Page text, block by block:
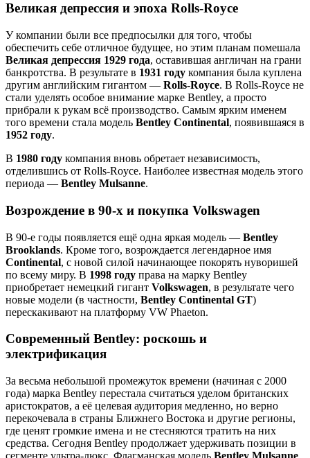
Великая депрессия и эпоха Rolls-Royce
У компании были все предпосылки для того, чтобы
обеспечить себе отличное будущее, но этим планам помешала
Великая депрессия 1929 года, оставившая англичан на грани
банкротства. В результате в 1931 году компания была куплена
другим английским гигантом — Rolls-Royce. В Rolls-Royce не
стали уделять особое внимание марке Bentley, а просто
прибрали к рукам всё производство. Самым ярким именем
того времени стала модель Bentley Continental, появившаяся в
1952 году.
В 1980 году компания вновь обретает независимость,
отделившись от Rolls-Royce. Наиболее известная модель этого
периода — Bentley Mulsanne.
Возрождение в 90-х и покупка Volkswagen
В 90-е годы появляется ещё одна яркая модель — Bentley
Brooklands. Кроме того, возрождается легендарное имя
Continental, с новой силой начинающее покорять нуворишей
по всему миру. В 1998 году права на марку Bentley
приобретает немецкий гигант Volkswagen, в результате чего
новые модели (в частности, Bentley Continental GT)
перескакивают на платформу VW Phaeton.
Современный Bentley: роскошь и
электрификация
За весьма небольшой промежуток времени (начиная с 2000
года) марка Bentley перестала считаться уделом британских
аристократов, а её целевая аудитория медленно, но верно
перекочевала в страны Ближнего Востока и другие регионы,
где ценят громкие имена и не стесняются тратить на них
средства. Сегодня Bentley продолжает удерживать позиции в
сегменте ультра-люкс. Флагманская модель Bentley Mulsanne